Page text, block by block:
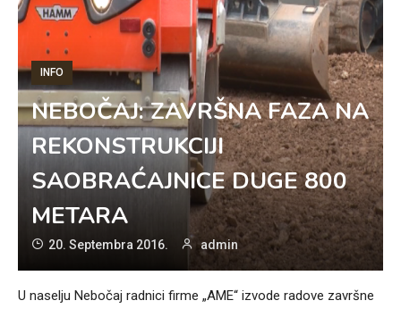
INFO
NEBOČAJ: ZAVRŠNA FAZA NA
REKONSTRUKCIJI
SAOBRAĆAJNICE DUGE 800
METARA
20. Septembra 2016. admin
U naselju Nebočaj radnici firme „AME“ izvode radove završne